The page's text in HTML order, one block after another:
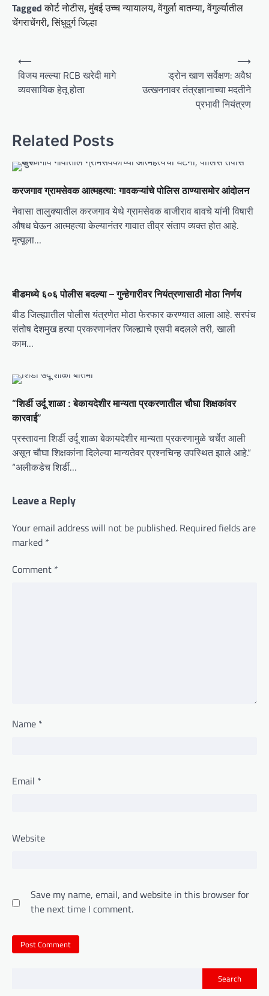
Taggedकोर्ट नोटीस,मुंबई उच्च न्यायालय,वेंगुर्ला बातम्या,वेंगुर्ल्यातील
चेंगराचेंगरी,सिंधुदुर्ग जिल्हा
o
n
a
v
i
g
a
t
n
⟵
विजय मल्ल्या RCB खरेदी मागे
व्यवसायिक हेतू होता
ड्रोन खाण सर्वेक्षण: अवैध
उत्खननावर तंत्रज्ञानाच्या मदतीने
प्रभावी नियंत्रण
⟶
Related Posts
करजगाव ग्रामसेवक आत्महत्या: गावकऱ्यांचे पोलिस ठाण्यासमोर आंदोलन
नेवासा तालुक्यातील करजगाव येथे ग्रामसेवक बाजीराव बावचे यांनी विषारी
औषध घेऊन आत्महत्या केल्यानंतर गावात तीव्र संताप व्यक्त होत आहे.
मृत्यूला…
बीडमध्ये ६०६ पोलीस बदल्या – गुन्हेगारीवर नियंत्रणासाठी मोठा निर्णय
बीड जिल्ह्यातील पोलीस यंत्रणेत मोठा फेरफार करण्यात आला आहे. सरपंच
संतोष देशमुख हत्या प्रकरणानंतर जिल्ह्याचे एसपी बदलले तरी, खाली
काम…
“शिर्डी उर्दू शाळा : बेकायदेशीर मान्यता प्रकरणातील चौघा शिक्षकांवर
कारवाई”
प्रस्तावना शिर्डी उर्दू शाळा बेकायदेशीर मान्यता प्रकरणामुळे चर्चेत आली
असून चौघा शिक्षकांना दिलेल्या मान्यतेवर प्रश्नचिन्ह उपस्थित झाले आहे.”
“अलीकडेच शिर्डी…
Leave a Reply
Your email address will not be published. Required fields are
marked *
Comment *
Name *
Email *
Website
Save my name, email, and website in this browser for
the next time I comment.
Search